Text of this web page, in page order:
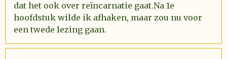
dat het ook over reïncarnatie gaat.Na 1e
hoofdstuk wilde ik afhaken, maar zou nu voor
een twede lezing gaan.